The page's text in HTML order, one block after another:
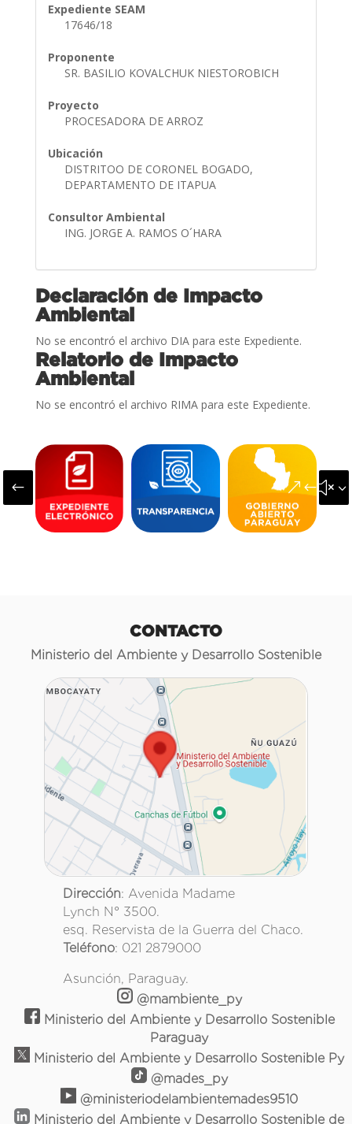
Expediente SEAM
17646/18
Proponente
SR. BASILIO KOVALCHUK NIESTOROBICH
Proyecto
PROCESADORA DE ARROZ
Ubicación
DISTRITOO DE CORONEL BOGADO,
DEPARTAMENTO DE ITAPUA
Consultor Ambiental
ING. JORGE A. RAMOS O´HARA
Declaración de Impacto
Ambiental
No se encontró el archivo DIA para este Expediente.
Relatorio de Impacto
Ambiental
No se encontró el archivo RIMA para este Expediente.
#
CONTACTO
Ministerio del Ambiente y Desarrollo Sostenible
Dirección: Avenida Madame
Lynch N° 3500.
esq. Reservista de la Guerra del Chaco.
Teléfono: 021 2879000
Asunción, Paraguay.
@mambiente_py
Ministerio del Ambiente y Desarrollo Sostenible
Paraguay
Ministerio del Ambiente y Desarrollo Sostenible Py
@mades_py
@ministeriodelambientemades9510
Ministerio del Ambiente y Desarrollo Sostenible de